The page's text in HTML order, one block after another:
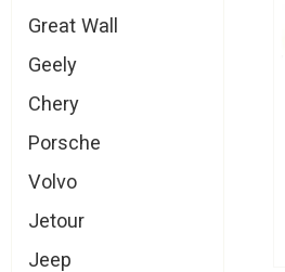
Great Wall
Geely
Chery
Porsche
Volvo
Jetour
Jeep